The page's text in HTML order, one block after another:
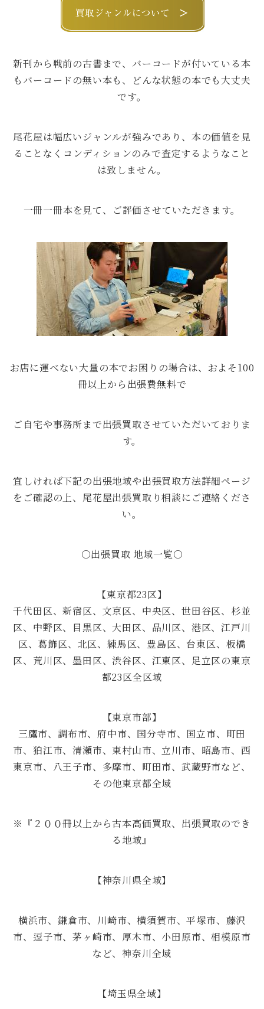
新刊から戦前の古書まで、バーコードが付いている本
もバーコードの無い本も、どんな状態の本でも大丈夫
です。
尾花屋は幅広いジャンルが強みであり、本の価値を見
ることなくコンディションのみで査定するようなこと
は致しません。
一冊一冊本を見て、ご評価させていただきます。
お店に運べない大量の本でお困りの場合は、およそ100
冊以上から出張費無料で
ご自宅や事務所まで出張買取させていただいておりま
す。
宜しければ下記の出張地域や出張買取方法詳細ページ
をご確認の上、尾花屋出張買取り相談にご連絡くださ
い。
○出張買取 地域一覧○
【東京都23区】
千代田区、新宿区、文京区、中央区、世田谷区、杉並
区、中野区、目黒区、大田区、品川区、港区、江戸川
区、葛飾区、北区、練馬区、豊島区、台東区、板橋
区、荒川区、墨田区、渋谷区、江東区、足立区の東京
都23区全区域
【東京市部】
三鷹市、調布市、府中市、国分寺市、国立市、町田
市、狛江市、清瀬市、東村山市、立川市、昭島市、西
東京市、八王子市、多摩市、町田市、武蔵野市など、
その他東京都全域
※『２００冊以上から古本高価買取、出張買取のでき
る地域』
【神奈川県全域】
横浜市、鎌倉市、川崎市、横須賀市、平塚市、藤沢
市、逗子市、茅ヶ崎市、厚木市、小田原市、相模原市
など、神奈川全域
【埼玉県全域】